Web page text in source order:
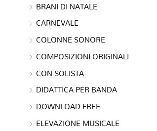
BRANI DI NATALE
CARNEVALE
COLONNE SONORE
COMPOSIZIONI ORIGINALI
CON SOLISTA
DIDATTICA PER BANDA
DOWNLOAD FREE
ELEVAZIONE MUSICALE